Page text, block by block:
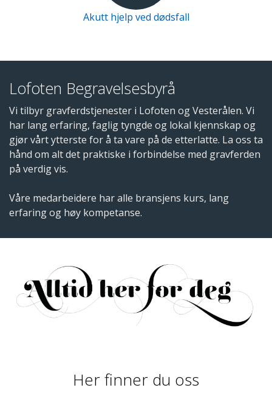
Akutt hjelp ved dødsfall
Lofoten Begravelsesbyrå
Vi tilbyr gravferdstjenester i Lofoten og Vesterålen. Vi
har lang erfaring, faglig tyngde og lokal kjennskap og
gjør vårt ytterste for å ta vare på de etterlatte. La oss ta
hånd om alt det praktiske i forbindelse med gravferden
på verdig vis.
Våre medarbeidere har alle bransjens kurs, lang
erfaring og høy kompetanse.
Her finner du oss